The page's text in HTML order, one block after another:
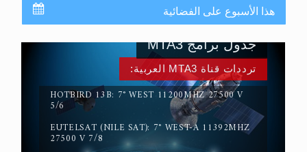
حقيقة المسيح الدجال
هذا الأسبوع على الفضائية
ترددات قناة MTA3 العربية:
HOTBIRD 13B: 7° WEST 11200MHZ 27500 V
5/6
EUTELSAT (NILE SAT): 7° WEST-A 11392MHZ
27500 V 7/8
جدول برامج MTA3